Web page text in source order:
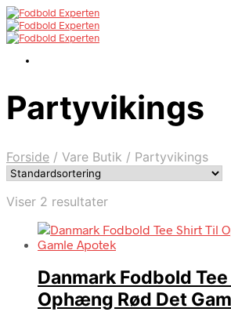
Partyvikings
Forside / Vare Butik / Partyvikings
Viser 2 resultater
Danmark Fodbold
Ophæng Rød Det